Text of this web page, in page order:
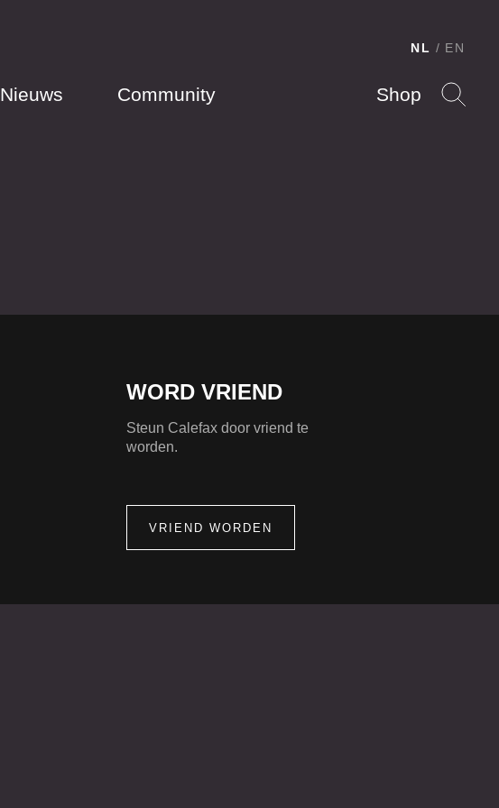
Nieuws Community Shop
NL EN
WORD VRIEND
Steun Calefax door vriend te
worden.
VRIEND WORDEN